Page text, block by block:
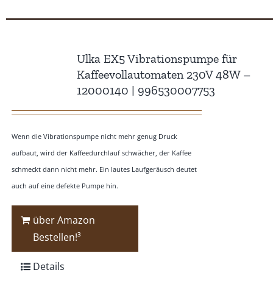
Ulka EX5 Vibrationspumpe für
Kaffeevollautomaten 230V 48W –
12000140 | 996530007753
Wenn die Vibrationspumpe nicht mehr genug Druck
aufbaut, wird der Kaffeedurchlauf schwächer, der Kaffee
schmeckt dann nicht mehr. Ein lautes Laufgeräusch deutet
auch auf eine defekte Pumpe hin.
über Amazon
Bestellen!³
Details